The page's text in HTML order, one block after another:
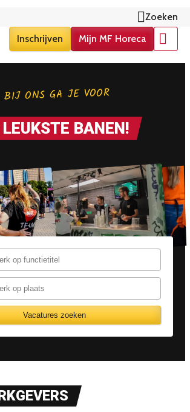
Zoeken
Inschrijven
Mijn MF Horeca
BIJ ONS GA JE VOOR
LEUKSTE BANEN!
Vacatures zoeken